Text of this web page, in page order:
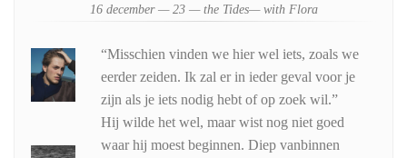
16 december — 23 — the Tides— with Flora
“Misschien vinden we hier wel iets, zoals we
eerder zeiden. Ik zal er in ieder geval voor je
zijn als je iets nodig hebt of op zoek wil.”
Hij wilde het wel, maar wist nog niet goed
waar hij moest beginnen. Diep vanbinnen